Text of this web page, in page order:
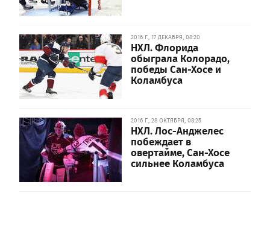
2016 Г., 17 ДЕКАБРЯ, 08:20
НХЛ. Флорида
обыграла Колорадо,
победы Сан-Хосе и
Коламбуса
2016 Г., 28 ОКТЯБРЯ, 08:25
НХЛ. Лос-Анджелес
побеждает в
овертайме, Сан-Хосе
сильнее Коламбуса